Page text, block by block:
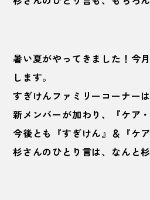
暑い夏がやってきました！今
します。
すぎけんファミリーコーナー
新メンバーが加わり、『ケア
今後とも『すぎけん』＆『ケ
杉さんのひとり言は、なんと